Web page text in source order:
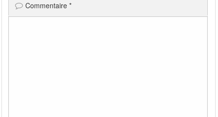
Commentaire*